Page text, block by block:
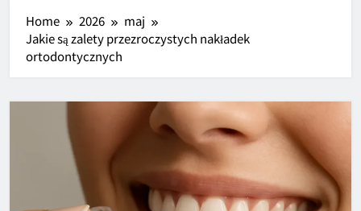
Home 2026
maj
Jakie są zalety przezroczystych nakładek
ortodontycznych